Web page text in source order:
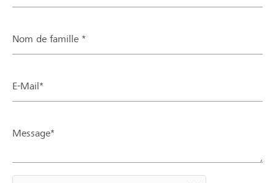
Nom de famille *
E-Mail*
Message*